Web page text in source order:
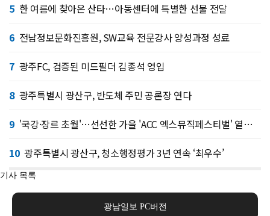
5 한 여름에 찾아온 산타…아동센터에 특별한 선물 전달
6 전남정보문화진흥원, SW교육 전문강사 양성과정 성료
7 광주FC, 검증된 미드필더 김종석 영입
8 광주특별시 광산구, 반도체 주민 공론장 연다
9 '국강·장르 초월'…선선한 가을 'ACC 엑스뮤직페스티벌' 열린다
10 광주특별시 광산구, 청소행정평가 3년 연속 ‘최우수’
기사 목록
광남일보 PC버전